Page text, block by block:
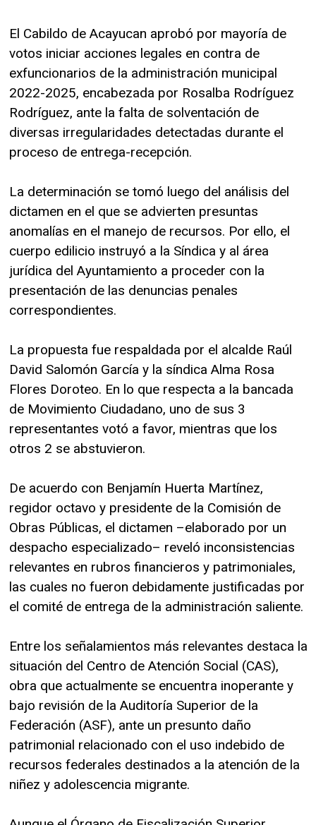
El Cabildo de Acayucan aprobó por mayoría de
votos iniciar acciones legales en contra de
exfuncionarios de la administración municipal
2022-2025, encabezada por Rosalba Rodríguez
Rodríguez, ante la falta de solventación de
diversas irregularidades detectadas durante el
proceso de entrega-recepción.
La determinación se tomó luego del análisis del
dictamen en el que se advierten presuntas
anomalías en el manejo de recursos. Por ello, el
cuerpo edilicio instruyó a la Síndica y al área
jurídica del Ayuntamiento a proceder con la
presentación de las denuncias penales
correspondientes.
La propuesta fue respaldada por el alcalde Raúl
David Salomón García y la síndica Alma Rosa
Flores Doroteo. En lo que respecta a la bancada
de Movimiento Ciudadano, uno de sus 3
representantes votó a favor, mientras que los
otros 2 se abstuvieron.
De acuerdo con Benjamín Huerta Martínez,
regidor octavo y presidente de la Comisión de
Obras Públicas, el dictamen –elaborado por un
despacho especializado– reveló inconsistencias
relevantes en rubros financieros y patrimoniales,
las cuales no fueron debidamente justificadas por
el comité de entrega de la administración saliente.
Entre los señalamientos más relevantes destaca la
situación del Centro de Atención Social (CAS),
obra que actualmente se encuentra inoperante y
bajo revisión de la Auditoría Superior de la
Federación (ASF), ante un presunto daño
patrimonial relacionado con el uso indebido de
recursos federales destinados a la atención de la
niñez y adolescencia migrante.